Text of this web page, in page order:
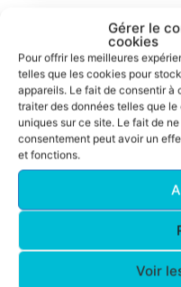
Gérer le
cookies
Pour offrir les meilleures
telles que les cookies pour
appareils. Le fait de consentir à
traiter des données telles que
uniques sur ce site. Le fait de
consentement peut avoir un
et fonctions.
Voir
Résultats
Corrida
Un nouveau
Nadine
2e M5F – 10 km en